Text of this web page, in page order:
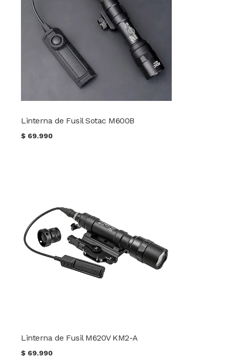
Linterna de Fusil Sotac M600B
$ 69.990
Linterna de Fusil M620V KM2-A
$ 69.990